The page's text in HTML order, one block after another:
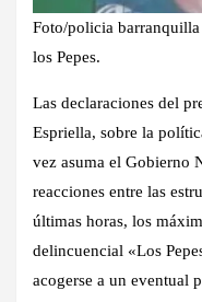
Foto/policia
los Pepes.
Las declaraciones del
Espriella, sobre la
vez asuma el Gobierno
reacciones entre las
últimas horas, los
delincuencial «Los
acogerse a un eventual